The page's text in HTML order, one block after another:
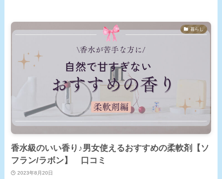
暮らし
香水級のいい香り♪男女使えるおすすめの柔軟剤【ソ
フラン/ラボン】 口コミ
2023年8月20日